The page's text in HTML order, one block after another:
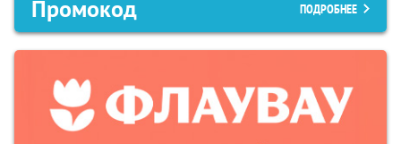
Промокод ПОДРОБНЕЕ